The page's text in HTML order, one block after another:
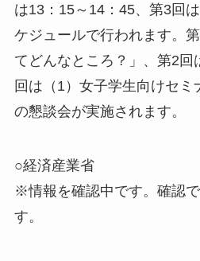
は13：15～14：45、第3回
ケジュールで行われます。
てどんなところ？」、第2回
回は（1）女子学生向けセミ
の懇談会が実施されます。
○経済産業省
※情報を確認中です。確認
す。